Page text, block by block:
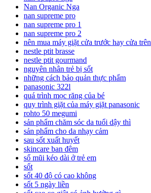
Nan Organic Nga
nan supreme pro
nan supreme pro 1
nan supreme pro 2
nên mua máy giặt cửa trước hay cửa trên
nestle ptit brasse
nestle ptit gourmand
nguyên nhân trẻ bị sốt
những cách bảo quản thực phẩm
panasonic 322l
quá trình mọc răng của bé
quy trình giặt của máy giặt panasonic
rohto 50 megumi
sản phẩm chăm sóc da tuổi dậy thì
sản phẩm cho da nhạy cảm
sau sốt xuất huyết
skincare ban đêm
sổ mũi kéo dài ở trẻ em
sốt
sốt 40 độ có cao không
sốt 5 ngày liền